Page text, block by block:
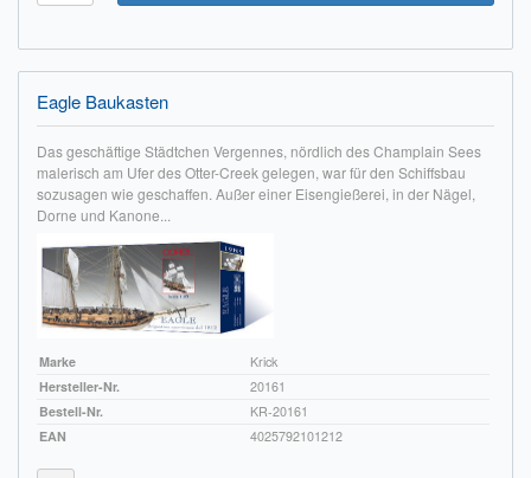
Eagle Baukasten
Das geschäftige Städtchen Vergennes, nördlich des Champlain Sees
malerisch am Ufer des Otter-Creek gelegen, war für den Schiffsbau
sozusagen wie geschaffen. Außer einer Eisengießerei, in der Nägel,
Dorne und Kanone...
Marke
Krick
Hersteller-Nr.
20161
Bestell-Nr.
KR-20161
EAN
4025792101212